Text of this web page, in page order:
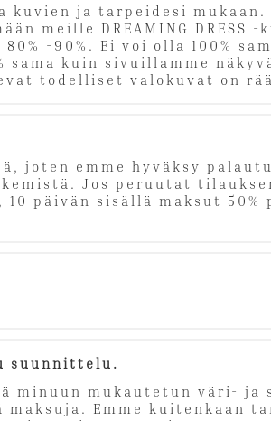
kuvien ja tarpeidesi
meille DREAMING
80% -90%. Ei voi olla 100%
sama kuin sivuillamme
todelliset valokuvat on
joten emme hyväksy
Jos peruutat
10 päivän sisällä maksut
suunnittelu.
minuun mukautetun väri-
Emme kuitenkaan